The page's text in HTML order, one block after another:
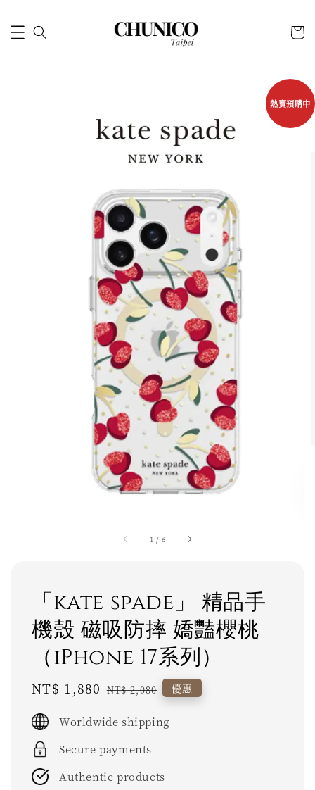
1 / 6
熱賣預購中
「kate spade」 精品手
機殼 磁吸防摔 嬌豔櫻桃
（iPhone 17系列）
Sale
NT$ 1,880 Regular
NT$ 2,080 優惠
Worldwide shipping
Secure payments
Authentic products